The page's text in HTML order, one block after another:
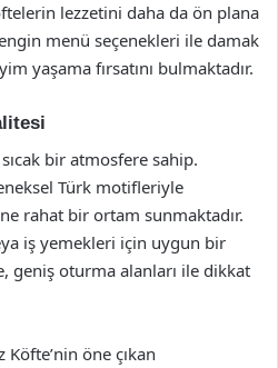
lezzetini daha da ön plana
menü seçenekleri ile damak
yaşama fırsatını bulmaktadır.
bir atmosfere sahip.
Türk motifleriyle
rahat bir ortam sunmaktadır.
iş yemekleri için uygun bir
geniş oturma alanları ile dikkat
öne çıkan